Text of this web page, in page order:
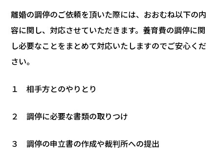
離婚の調停のご依頼を頂いた際には、おおむね以下の内
容に関し、対応させていただきます。養育費の調停に関
し必要なことをまとめて対応いたしますのでご安心くだ
さい。
１ 相手方とのやりとり
２ 調停に必要な書類の取りつけ
３ 調停の申立書の作成や裁判所への提出